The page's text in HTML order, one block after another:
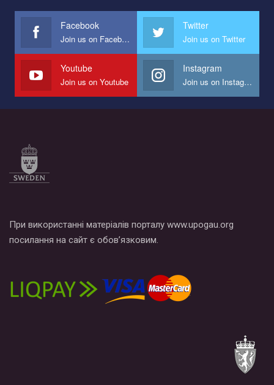
представляющий программу развития организации.
Мы просим вас поддержать нас и помочь нам реализовать
наш план по борьбе с насилием и дискриминацией на почве
СОГИ в Украине.
Все, что вам нужно сделать - это зайти на наш канал YouTube
Facebook
Join us on Facebook
Twitter
Join us on Twitter
Youtube
Join us on Youtube
Instagram
Join us on Instagram
При використанні матеріалів порталу www.upogau.org
посилання на сайт є обов’язковим.